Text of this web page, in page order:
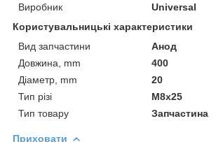
Виробник
Universal
Користувальницькі характеристики
Вид запчастини
Анод
Довжина, mm
400
Діаметр, mm
20
Тип різі
M8x25
Тип товару
Запчастина
Приховати